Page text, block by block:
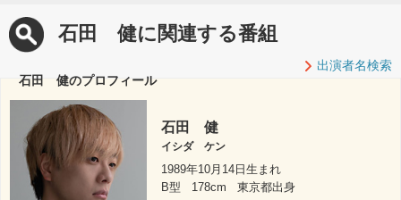
石田 健に関連する番組
出演者名検索
石田 健のプロフィール
石田 健
イシダ ケン
1989年10月14日生まれ
B型
178cm
東京都出身